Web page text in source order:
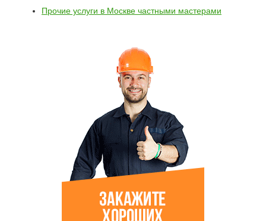
Прочие услуги в Москве частными мастерами